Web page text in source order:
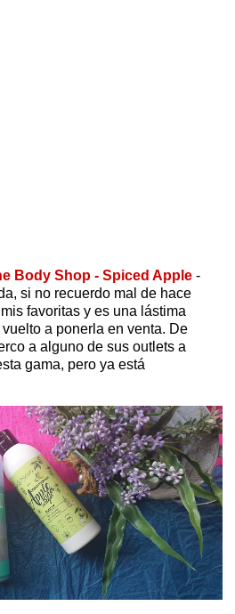
Body Shop - Spiced Apple -
si no recuerdo mal de hace
favoritas y es una lástima
a ponerla en venta. De
a alguno de sus outlets a
gama, pero ya está